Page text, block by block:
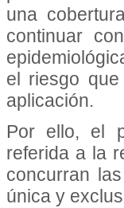
una
continuar
el riesgo
aplicación.
Por ello, el
referida a la
concurran
única y